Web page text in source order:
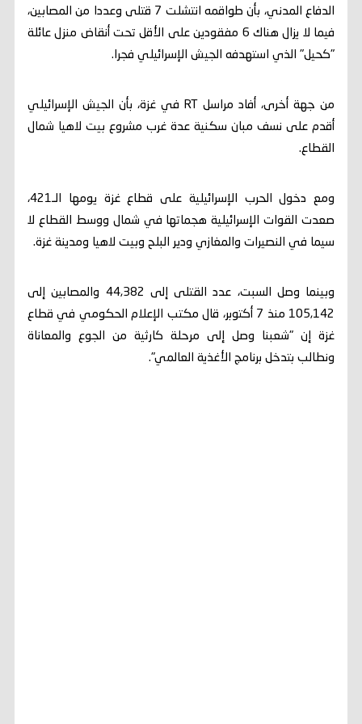
الدفاع المدني، بأن طواقمه انتشلت 7 قتلى وعددا من المصابين،
فيما لا يزال هناك 6 مفقودين على الأقل تحت أنقاض منزل عائلة
"كحيل" الذي استهدفه الجيش الإسرائيلي فجرا.
من جهة أخرى، أفاد مراسل RT في غزة، بأن الجيش الإسرائيلي
أقدم على نسف مبان سكنية عدة غرب مشروع بيت لاهيا شمال
القطاع.
ومع دخول الحرب الإسرائيلية على قطاع غزة يومها الـ421،
صعدت القوات الإسرائيلية هجماتها في شمال ووسط القطاع لا
سيما في النصيرات والمغازي ودير البلح وبيت لاهيا ومدينة غزة.
وبينما وصل السبت، عدد القتلى إلى 44,382 والمصابين إلى
105,142 منذ 7 أكتوبر، قال مكتب الإعلام الحكومي في قطاع
غزة إن "شعبنا وصل إلى مرحلة كارثية من الجوع والمعاناة
ونطالب بتدخل برنامج الأغذية العالمي".